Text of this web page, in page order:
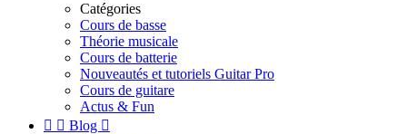
Catégories
Cours de basse
Théorie musicale
Cours de batterie
Nouveautés et tutoriels Guitar Pro
Cours de guitare
Actus & Fun
  Blog 